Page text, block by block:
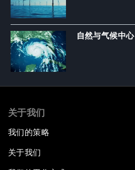
自然与气候中心
关于我们
我们的策略
关于我们